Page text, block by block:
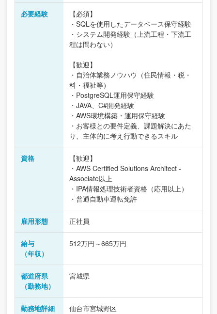
必要経験
【必須】
・SQLを使用したデータベース保守経験
・システム開発経験（上流工程・下流工
程は問わない）
【歓迎】
・自治体業務ノウハウ（住民情報・税・
料・福祉等）
・PostgreSQL運用保守経験
・JAVA、C#開発経験
・AWS環境構築・運用保守経験
・お客様との要件定義、課題解決にあた
り、主体的に考え行動できるスキル
資格
【歓迎】
・AWS Certified Solutions Architect -
Associate以上
・IPA情報処理技術者資格（応用以上）
・普通自動車運転免許
雇用形態 正社員
給与
（年収）
512万円～665万円
都道府県
（勤務地）
宮城県
勤務地詳細 仙台市宮城野区